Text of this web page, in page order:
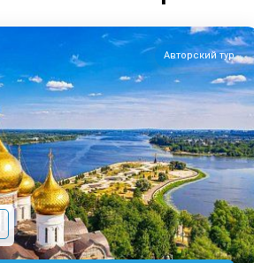
Авторский тур